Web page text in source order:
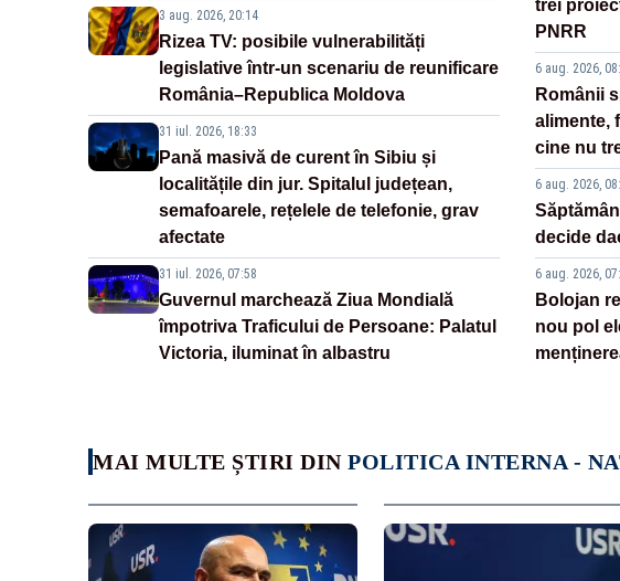
3 aug. 2026, 20:14
Rizea TV: posibile vulnerabilități
legislative într-un scenariu de reunificare
România–Republica Moldova
31 iul. 2026, 18:33
Pană masivă de curent în Sibiu și
localitățile din jur. Spitalul județean,
semafoarele, rețelele de telefonie, grav
afectate
31 iul. 2026, 07:58
Guvernul marchează Ziua Mondială
împotriva Traficului de Persoane: Palatul
Victoria, iluminat în albastru
trei
PNRR
6 aug. 2026,
Românii
alimente,
cine nu
6 aug. 2026,
decide
6 aug. 2026,
Bolojan
nou pol
MAI MULTE ȘTIRI DIN POLITICA INTERNA -